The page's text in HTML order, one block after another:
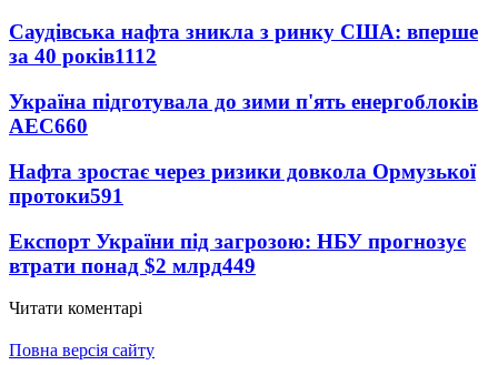
Саудівська нафта зникла з ринку США: вперше
за 40 років1112
Україна підготувала до зими п'ять енергоблоків
АЕС660
Нафта зростає через ризики довкола Ормузької
протоки591
Експорт України під загрозою: НБУ прогнозує
втрати понад $2 млрд449
Читати коментарі
Повна версія сайту